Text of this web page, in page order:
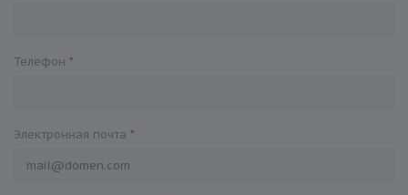
Телефон *
Электронная почта *